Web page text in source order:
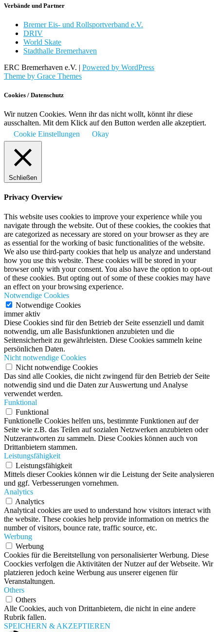
Verbände und Partner
Bremer Eis- und Rollsportverband e.V.
DRIV
World Skate
Stadthalle Bremerhaven
ERC Bremerhaven e.V. | Powered by WordPress
Theme by Grace Themes
Cookies / Datenschutz
Wir nutzen Cookies. Wenn ihr das nicht wollt, könnt ihr diese
ausschalten. Mit dem Klick auf den Button werden alle akzeptiert.
Cookie Einstellungen
Okay
Schließen
Privacy Overview
This website uses cookies to improve your experience while you
navigate through the website. Out of these cookies, the cookies that
are categorized as necessary are stored on your browser as they are
as essential for the working of basic functionalities of the website.
We also use third-party cookies that help us analyze and understand
how you use this website. These cookies will be stored in your
browser only with your consent. You also have the option to opt-out
of these cookies. But opting out of some of these cookies may have
an effect on your browsing experience.
Notwendige Cookies
Notwendige Cookies
immer aktiv
Diese Cookies sind für den Betrieb der Seite essenziell und damit
notwendig, um alle Basisfunktionen anzubieten und die
Seitensicherheit zu gewährleisten. Diese Cookies sammeln keine
persönlichen Daten.
Nicht notwendige Cookies
Nicht notwendige Cookies
Das sind alle Cookies, die nicht zwingend für den Betrieb der Seite
notwendig sind und die Daten zur Auswertung und Analyse
verwendet werden.
Funktional
Funktional
Funktionelle Cookies helfen uns, bestimmte Funktionen auf der
Seite wie z.B. das Teilen auf sozialen Netzwerken anzubieten oder
Nutzerantworten zu sammeln. Diese Cookies können auch von
Drittanbietern stammen.
Leistungsfähigkeit
Leistungsfähigkeit
Mittels dieser Cookies können wir die Leistung der Seite analysieren
und ggf. Verbesserungen vornehmen.
Analytics
Analytics
Analytical cookies are used to understand how visitors interact with
the website. These cookies help provide information on metrics the
number of visitors, bounce rate, traffic source, etc.
Werbung
Werbung
Cookies für die Bereitstellung von personalisierter Werbung. Diese
Coockies verfolgen die Aktivitäten der Nutzer auf der Webseite. Wir
platzieren jedoch keine Werbung aus unserer eigenen für
Veranstaltungen.
Others
Others
Alle Cookies, auch von Drittanbietern, die nicht in eine andere
Rubrik fallen.
SPEICHERN & AKZEPTIEREN